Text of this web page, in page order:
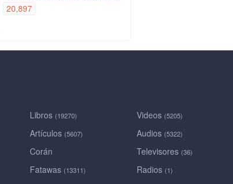
20,897
Libros (19270)
Artículos (5607)
Corán
Fatawas (13311)
Videos (5205)
Audios (5322)
Televisores (36)
Radios (1)